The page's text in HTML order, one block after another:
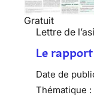
Gratuit
Lettre de
Le
Date de
Thématique :